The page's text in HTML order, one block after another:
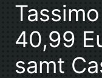
40,99
samt